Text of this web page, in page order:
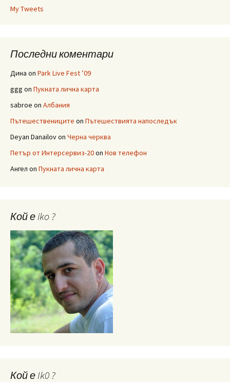
My Tweets
Последни коментари
Дина on Park Live Fest ’09
ggg on Пукната лична карта
sabroe on Албания
Пътешествениците on Пътешествията напоследък
Deyan Danailovon Черна черква
Петър от Интерсервиз-20on Нов телефон
Ангел on Пукната лична карта
Кой е iko ?
Кой е Ik0 ?